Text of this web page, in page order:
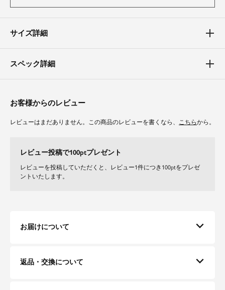
てくれます。
サイズ詳細
スペック詳細
お客様からのレビュー
レビューはまだありません。この商品のレビューを書くなら、 こちらから。
レビュー投稿で100ptプレゼント
レビューを投稿していただくと、レビュー1件につき100ptをプレゼ
ントいたします。
お届けについて
返品・交換について